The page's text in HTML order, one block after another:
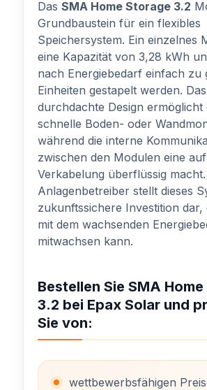
Das SMA Home Storage 3.2
Grundbaustein für ein flexibles
Speichersystem. Ein einzelnes
eine Kapazität von 3,28 kWh
nach Energiebedarf einfach zu
Einheiten gestapelt werden. Das
durchdachte Design ermöglicht
schnelle Boden- oder
während die interne
zwischen den Modulen eine
Verkabelung überflüssig
Anlagenbetreiber stellt dieses
zukunftssichere Investition dar,
mit dem wachsenden
mitwachsen kann.
Bestellen Sie SMA
3.2 bei Epax Solar und
Sie von:
wettbewerbsfähigen